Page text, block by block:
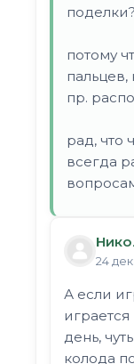
поделки?
потому
пр.
рад, что
всегда
24
А если
день,
колода